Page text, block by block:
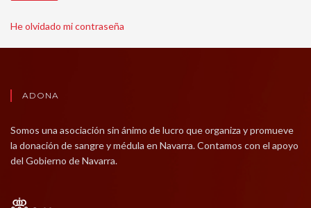
He olvidado mi contraseña
ADONA
Somos una asociación sin ánimo de lucro que organiza y promueve
la donación de sangre y médula en Navarra. Contamos con el apoyo
del Gobierno de Navarra.